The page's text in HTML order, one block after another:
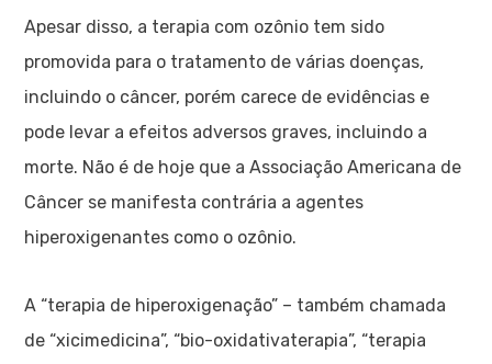
Apesar disso, a terapia com ozônio tem sido
promovida para o tratamento de várias doenças,
incluindo o câncer, porém carece de evidências e
pode levar a efeitos adversos graves, incluindo a
morte. Não é de hoje que a Associação Americana de
Câncer se manifesta contrária a agentes
hiperoxigenantes como o ozônio.
A “terapia de hiperoxigenação” – também chamada
de “xicimedicina”, “bio-oxidativaterapia”, “terapia